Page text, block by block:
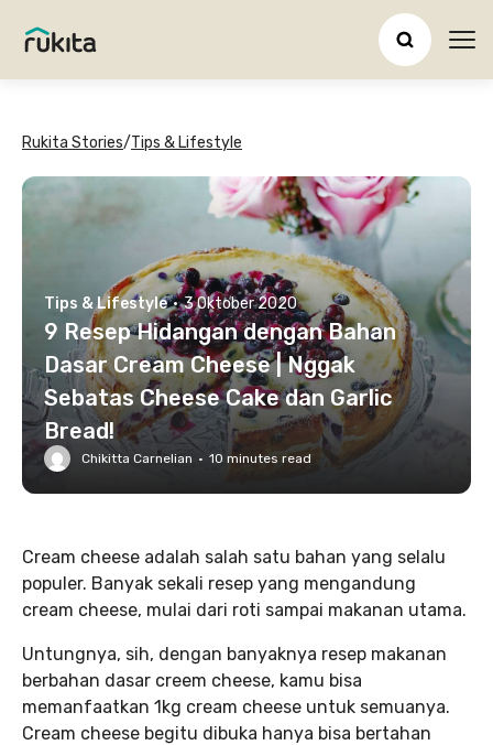
Rukita Stories/Tips & Lifestyle
Tips & Lifestyle · 3 Oktober 2020
9 Resep Hidangan dengan Bahan
Dasar Cream Cheese | Nggak
Sebatas Cheese Cake dan Garlic
Bread!
Chikitta Carnelian · 10 minutes read
Cream cheese adalah salah satu bahan yang selalu
populer. Banyak sekali resep yang mengandung
cream cheese, mulai dari roti sampai makanan utama.
Untungnya, sih, dengan banyaknya resep makanan
berbahan dasar creem cheese, kamu bisa
memanfaatkan 1kg cream cheese untuk semuanya.
Cream cheese begitu dibuka hanya bisa bertahan